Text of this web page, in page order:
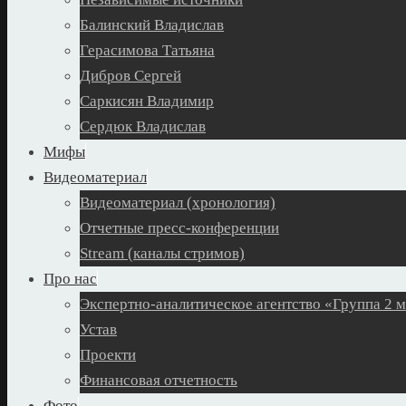
Балинский Владислав
Герасимова Татьяна
Дибров Сергей
Саркисян Владимир
Сердюк Владислав
Мифы
Видеоматериал
Видеоматериал (хронология)
Отчетные пресс-конференции
Stream (каналы стримов)
Про нас
Экспертно-аналитическое агентство «Группа 2
Устав
Проекти
Финансовая отчетность